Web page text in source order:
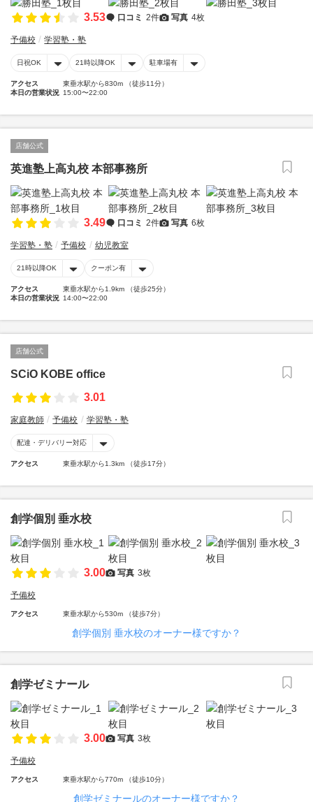
3.53 口コミ 2件 写真 4枚
予備校 学習塾・塾
日祝OK 21時以降OK 駐車場有
アクセス
東垂水駅から830m （徒歩11分）
本日の営業状況 15:00〜22:00
店舗公式
英進塾上高丸校 本部事務所
3.49 口コミ 2件 写真 6枚
学習塾・塾 予備校 幼児教室
21時以降OK クーポン有
アクセス
東垂水駅から1.9km （徒歩25分）
本日の営業状況 14:00〜22:00
店舗公式
SCiO KOBE office
3.01
家庭教師 予備校 学習塾・塾
配達・デリバリー対応
アクセス 東垂水駅から1.3km （徒歩17分）
創学個別 垂水校
3.00 写真 3枚
予備校
アクセス 東垂水駅から530m （徒歩7分）
創学個別 垂水校のオーナー様ですか？
創学ゼミナール
3.00 写真 3枚
予備校
アクセス 東垂水駅から770m （徒歩10分）
創学ゼミナールのオーナー様ですか？